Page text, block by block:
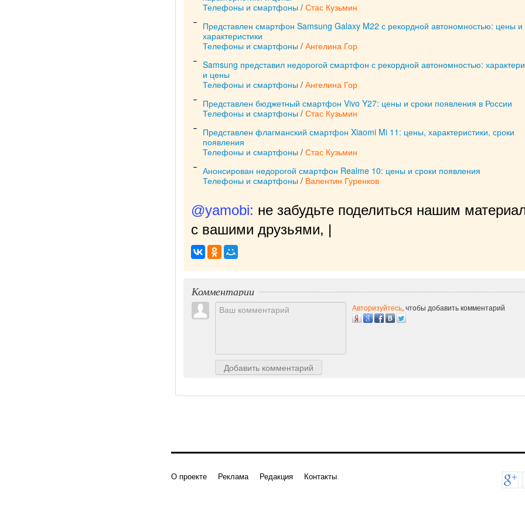
Телефоны и смартфоны / Стас Кузьмин
Представлен смартфон Samsung Galaxy M22 с рекордной автономностью: цены и
характеристики
Телефоны и смартфоны / Ангелина Гор
Samsung представил недорогой смартфон с рекордной автономностью:
и цены
Телефоны и смартфоны / Ангелина Гор
Представлен бюджетный смартфон Vivo Y27: цены и сроки появления в России
Телефоны и смартфоны / Стас Кузьмин
Представлен флагманский смартфон Xiaomi Mi 11: цены, характеристики, сроки
появления
Телефоны и смартфоны / Стас Кузьмин
Анонсирован недорогой смартфон Realme 10: цены и сроки появления
Телефоны и смартфоны / Валентин Гуренков
@yamobi: не забудьте поделиться нашим
с вашими друзьями, нам будет очень приятно!
Комментарии
Добавить комментарий
Авторизуйтесь, чтобы добавить комментарий
О проекте Реклама Редакция Контакты